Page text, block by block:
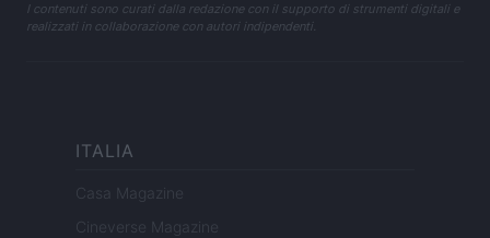
I contenuti sono curati dalla redazione con il supporto di strumenti digitali e
realizzati in collaborazione con autori indipendenti.
ITALIA
Casa Magazine
Cineverse Magazine